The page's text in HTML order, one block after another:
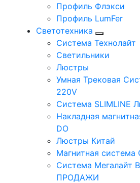
Профиль Флэкси
Профиль LumFer
Светотехника
Система Технолайт
Светильники
Люстры
Умная Трековая
220V
Система SLIMLINE
Накладная
DO
Люстры Китай
Магнитная система
Система Мегалайт
ПРОДАЖИ